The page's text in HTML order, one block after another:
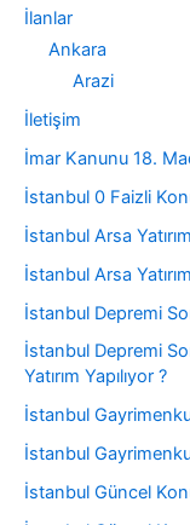
İlanlar
Ankara
Arazi
İletişim
İmar Kanunu 18.
İstanbul 0 Faizli
İstanbul Arsa
İstanbul Arsa
İstanbul Depremi
İstanbul Depremi
Yatırım Yapılıyor ?
İstanbul
İstanbul
İstanbul Güncel